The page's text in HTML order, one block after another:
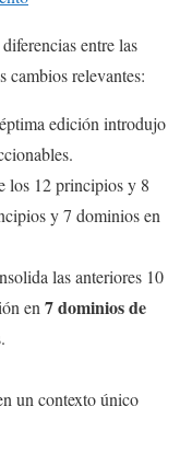
entre las
cambios relevantes:
edición introdujo
los 12 principios y 8
y 7 dominios en
las anteriores 10
en7 dominios de
un contexto único